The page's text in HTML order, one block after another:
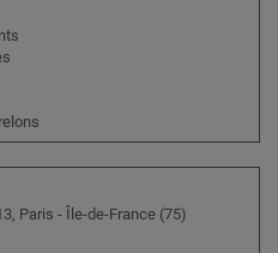
Paris - Île-de-France (75)